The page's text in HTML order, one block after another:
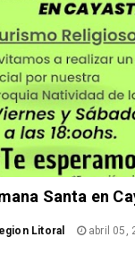
Santa en
Litoral abril 05,